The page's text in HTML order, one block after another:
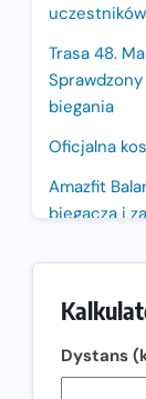
uczestników
Trasa 48.
biegania
Oficjalna
Amazfit
biegacza i
dniu.
Dystans